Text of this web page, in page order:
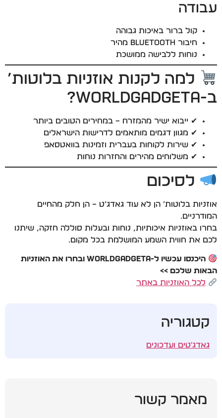
עבודה
קול ברור באיכות גבוהה
חיבור Bluetooth מהיר
נוחות ללבישה ממושכת
למה לקנות אוזניות בלוטות’
ב-WorldGadgeta?
✔ ייבוא ישיר מהמזרח – במחירים הטובים ביותר
✔ מגוון דגמים מותאמים לדרישות הישראלים
✔ שירות לקוחות בעברית וזמינות בוואטסאפ
✔ משלוחים מהירים והחזרות נוחות
לסיכום
אוזניות בלוטות’ הן לא עוד גאדג’ט – הן חלק מהחיים
המודרניים.
בחרו באוזניות איכותיות, נוחות ובעלות סוללה חזקה, שיתנו
לכם את חווית השמע המושלמת בכל מקום.
היכנסו עכשיו ל-WorldGadgeta ובחרו את האוזניות
הבאות שלכם >>
לכל האוזניות באתר
קטגוריה
גאדג'טים ועדכונים
מאמר קשור